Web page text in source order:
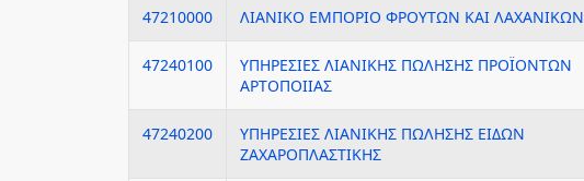
47210000 ΛΙΑΝΙΚΟ ΕΜΠΟΡΙΟ ΦΡΟΥΤΩΝ ΚΑΙ ΛΑΧΑΝΙΚΩΝ
47240100
ΥΠΗΡΕΣΙΕΣ ΛΙΑΝΙΚΗΣ ΠΩΛΗΣΗΣ ΠΡΟΪΟΝΤΩΝ
ΑΡΤΟΠΟΙΙΑΣ
47240200
ΥΠΗΡΕΣΙΕΣ ΛΙΑΝΙΚΗΣ ΠΩΛΗΣΗΣ ΕΙΔΩΝ
ΖΑΧΑΡΟΠΛΑΣΤΙΚΗΣ